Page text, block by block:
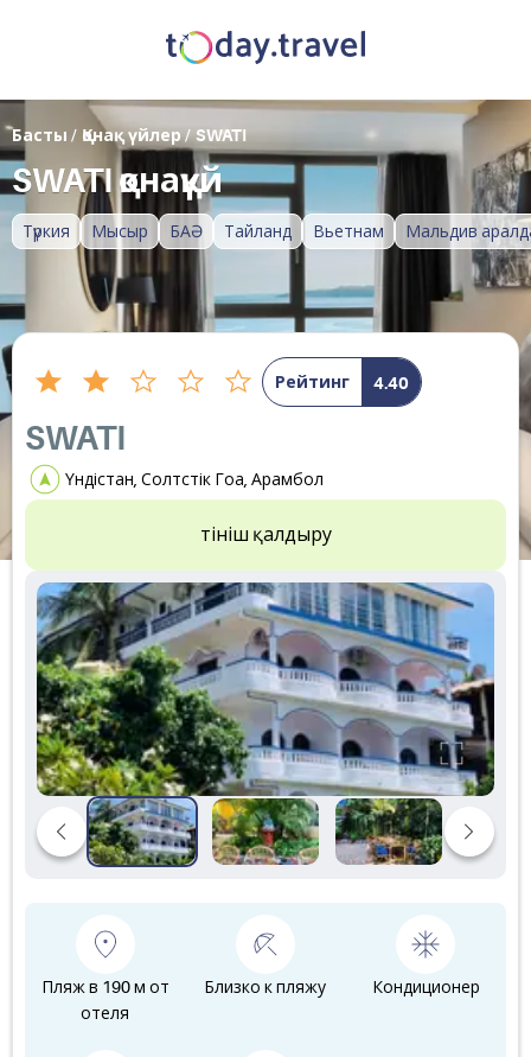
Түркия Мысыр БАӘ Тайланд Вьетнам Мальдив
Басты / Қонақ үйлер/ SWATI
SWATI қонақүй
Рейтинг 4.40
SWATI
Үндістан, Солтүстік Гоа, Арамбол
Өтініш қалдыру
Пляж в 190 м от
отеля
Близко к пляжу Кондиционер